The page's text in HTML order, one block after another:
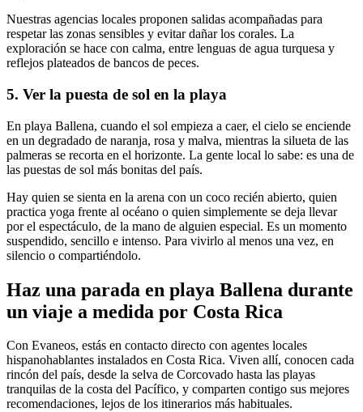
Nuestras agencias locales proponen salidas acompañadas para
respetar las zonas sensibles y evitar dañar los corales. La
exploración se hace con calma, entre lenguas de agua turquesa y
reflejos plateados de bancos de peces.
5. Ver la puesta de sol en la playa
En playa Ballena, cuando el sol empieza a caer, el cielo se enciende
en un degradado de naranja, rosa y malva, mientras la silueta de las
palmeras se recorta en el horizonte. La gente local lo sabe: es una de
las puestas de sol más bonitas del país.
Hay quien se sienta en la arena con un coco recién abierto, quien
practica yoga frente al océano o quien simplemente se deja llevar
por el espectáculo, de la mano de alguien especial. Es un momento
suspendido, sencillo e intenso. Para vivirlo al menos una vez, en
silencio o compartiéndolo.
Haz una parada en playa Ballena durante
un viaje a medida por Costa Rica
Con Evaneos, estás en contacto directo con agentes locales
hispanohablantes instalados en Costa Rica. Viven allí, conocen cada
rincón del país, desde la selva de Corcovado hasta las playas
tranquilas de la costa del Pacífico, y comparten contigo sus mejores
recomendaciones, lejos de los itinerarios más habituales.